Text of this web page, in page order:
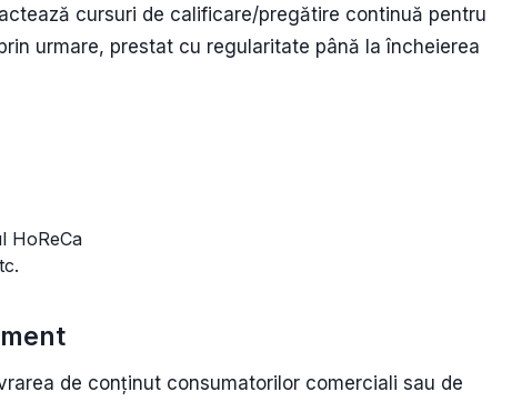
cursuri de calificare/pregătire continuă pentru
urmare, prestat cu regularitate până la încheierea
HoReCa
de conținut consumatorilor comerciali sau de